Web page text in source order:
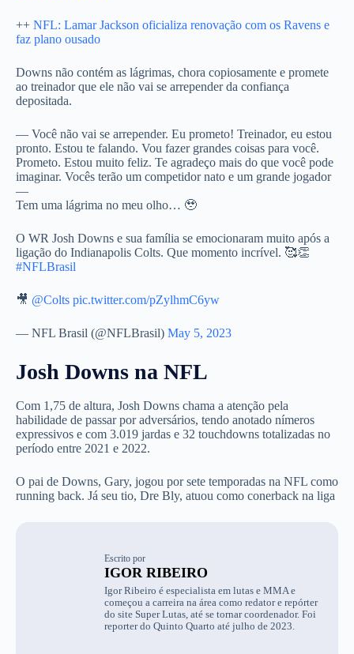
++ NFL: Lamar Jackson oficializa renovação com os Ravens e
faz plano ousado
Downs não contém as lágrimas, chora copiosamente e promete
ao treinador que ele não vai se arrepender da confiança
depositada.
— Você não vai se arrepender. Eu prometo! Treinador, eu estou
pronto. Estou te falando. Vou fazer grandes coisas para você.
Prometo. Estou muito feliz. Te agradeço mais do que você pode
imaginar. Vocês terão um competidor nato e um grande jogador
—
Tem uma lágrima no meu olho… 🥹
O WR Josh Downs e sua família se emocionaram muito após a
ligação do Indianapolis Colts. Que momento incrível. 🥰👏
#NFLBrasil
🎥 @Colts pic.twitter.com/pZylhmC6yw
— NFL Brasil (@NFLBrasil) May 5, 2023
Josh Downs na NFL
Com 1,75 de altura, Josh Downs chama a atenção pela
habilidade de passar por adversários, tendo anotado nímeros
expressivos e com 3.019 jardas e 32 touchdowns totalizadas no
período entre 2021 e 2022.
O pai de Downs, Gary, jogou por sete temporadas na NFL como
running back. Já seu tio, Dre Bly, atuou como conerback na liga
Escrito por
IGOR RIBEIRO
Igor Ribeiro é especialista em lutas e MMA e
começou a carreira na área como redator e repórter
do site Super Lutas, até se tornar coordenador. Foi
reporter do Quinto Quarto até julho de 2023.